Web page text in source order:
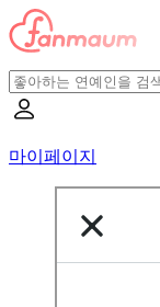
마이페이지